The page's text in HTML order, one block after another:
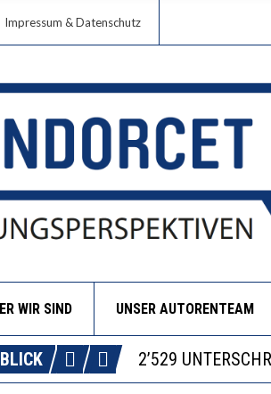
Impressum & Datenschutz
WIR SIND UNSER AUTORENTEAM
DIE VERSTÄRKTE
ICH WILL MEHR